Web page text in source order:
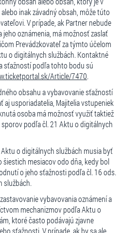
inak závadný obsah, môže túto
V prípade, ak Partner nebude
oznámenia, má možnosť zaslať
Prevádzkovateľ za týmto účelom
o digitálnych službách. Kontaktné
sťažností podľa tohto bodu sú
Article/7470.
obsahu a vybavovanie sťažností
aj usporiadatelia, Majitelia vstupeniek
osoba má možnosť využiť taktiež
podľa čl. 21 Aktu o digitálnych
o digitálnych službách musia byť
mesiacov odo dňa, kedy bol
o jeho sťažnosti podľa čl. 16 ods.
službách.
vybavovania oznámení a
mechanizmov podľa Aktu o
ktoré často podávajú zjavne
sťažnosti. V prípade, ak by sa ale